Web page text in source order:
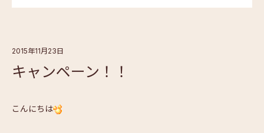
2015年11月23日
キャンペーン！！
こんにちは